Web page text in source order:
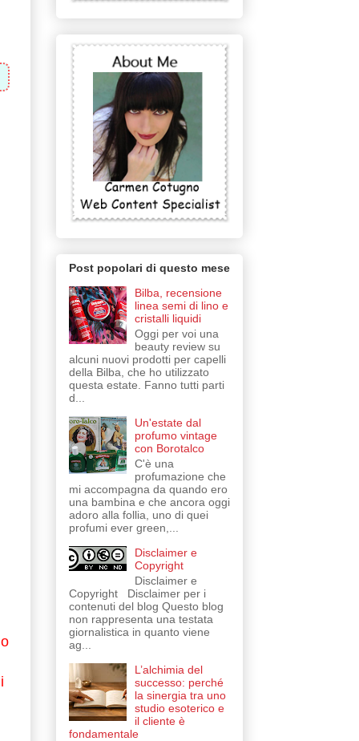
Post popolari di questo mese
Bilba, recensione
linea semi di lino e
cristalli liquidi
Oggi per voi una
beauty review su
alcuni nuovi prodotti per capelli
della Bilba, che ho utilizzato
questa estate. Fanno tutti parti
d...
Un'estate dal
profumo vintage
con Borotalco
C'è una
profumazione che
mi accompagna da quando ero
una bambina e che ancora oggi
adoro alla follia, uno di quei
profumi ever green,...
Disclaimer e
Copyright
Disclaimer e
Copyright Disclaimer per i
contenuti del blog Questo blog
non rappresenta una testata
giornalistica in quanto viene
ag...
L’alchimia del
successo: perché
la sinergia tra uno
studio esoterico e
il cliente è
fondamentale